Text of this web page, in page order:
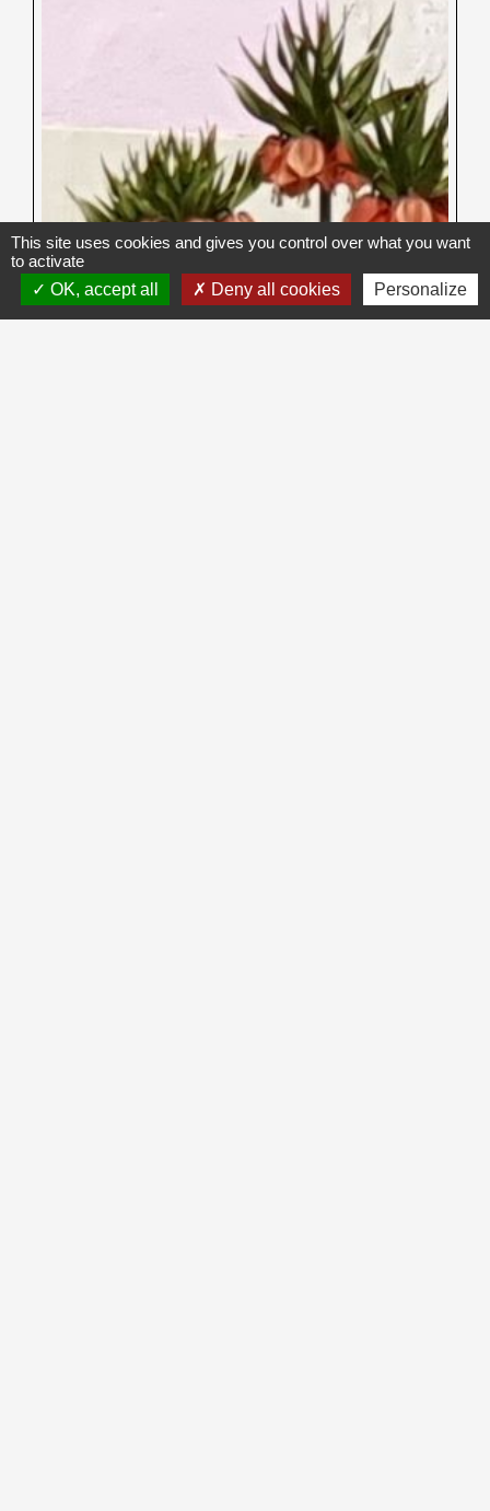
This site uses cookies and gives you control over what you want
to activate
OK, accept all
Deny all cookies Personalize